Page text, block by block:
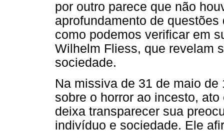
por outro parece que não
aprofundamento de
como podemos verificar em
Wilhelm Fliess, que revelam
sociedade.
Na missiva de 31 de maio
sobre o horror ao incesto,
deixa transparecer sua
indivíduo e sociedade. Ele